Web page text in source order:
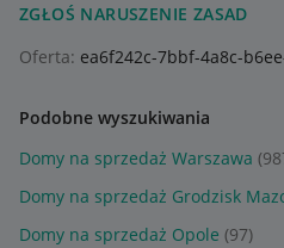
ZGŁOŚ NARUSZENIE ZASAD
Oferta: ea6f242c-7bbf-4a8c-
Podobne wyszukiwania
Domy na sprzedaż Warszawa
Domy na sprzedaż Grodzisk
Domy na sprzedaż Opole (97)